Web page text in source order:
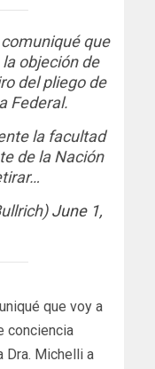
que
objeción de
del pliego de
Federal.
la facultad
de la Nación
June 1,
que voy a
conciencia
Michelli a